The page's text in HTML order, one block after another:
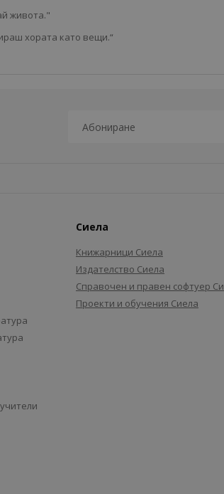
живота."
хората като вещи.“
Сиела
Книжарници Сиела
Издателство Сиела
Справочен и правен софтуер
Проекти и обучения Сиела